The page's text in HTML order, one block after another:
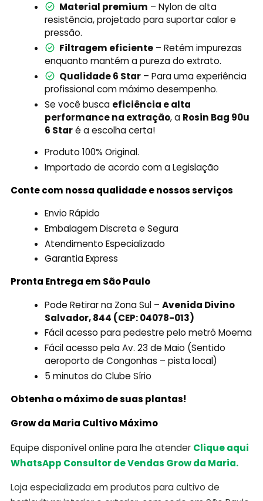
Material premium – Nylon de alta
resistência, projetado para suportar calor e
pressão.
Filtragem eficiente – Retém impurezas
enquanto mantém a pureza do extrato.
Qualidade 6 Star – Para uma experiência
profissional com máximo desempenho.
Se você busca eficiência e alta
performance na extração, a Rosin Bag 90u
6 Staré a escolha certa!
Produto 100% Original.
Importado de acordo com a Legislação
Conte com nossa qualidade e nossos serviços
Envio Rápido
Embalagem Discreta e Segura
Atendimento Especializado
Garantia Express
Pronta Entrega em São Paulo
Pode Retirar na Zona Sul –Avenida Divino
Salvador, 844 (CEP: 04078-013)
Fácil acesso para pedestre pelo metrô Moema
Fácil acesso pela Av. 23 de Maio (Sentido
aeroporto de Congonhas – pista local)
5 minutos do Clube Sírio
Obtenha o máximo de suas plantas!
Grow da Maria Cultivo Máximo
Equipe disponível online para lhe atender Clique aqui
WhatsApp Consultor de Vendas Grow da Maria.
Loja especializada em produtos para cultivo de